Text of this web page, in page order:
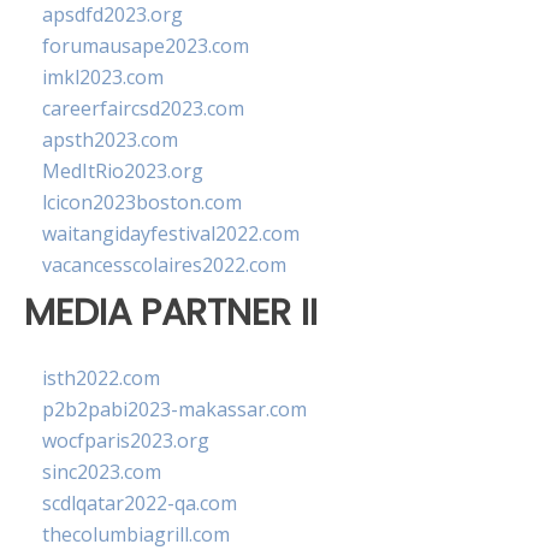
apsdfd2023.org
forumausape2023.com
imkl2023.com
careerfaircsd2023.com
apsth2023.com
MedItRio2023.org
lcicon2023boston.com
waitangidayfestival2022.com
vacancesscolaires2022.com
MEDIA PARTNER II
isth2022.com
p2b2pabi2023-makassar.com
wocfparis2023.org
sinc2023.com
scdlqatar2022-qa.com
thecolumbiagrill.com